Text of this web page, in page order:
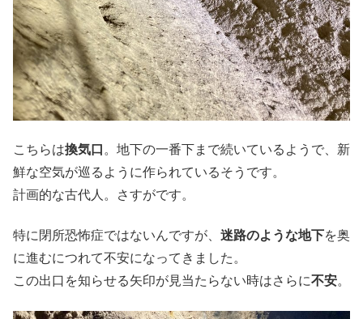
こちらは換気口 。地下の一番下まで続いているようで、新
鮮な空気が巡るように作られているそうです。
計画的な古代人。さすがです。
特に閉所恐怖症ではないんですが、 迷路のような地下を奥
に進むにつれて不安になってきました。
この出口を知らせる矢印が見当たらない時はさらに不安。